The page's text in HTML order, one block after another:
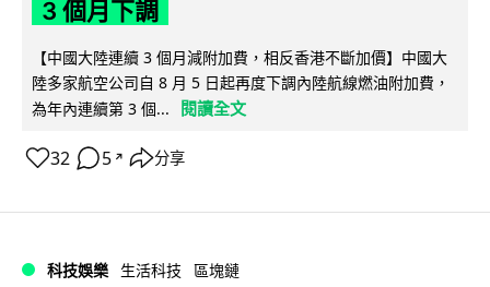
3 個月下調
【中國大陸連續 3 個月減附加費，相反香港不斷加價】中國大
陸多家航空公司自 8 月 5 日起再度下調內陸航線燃油附加費，
為年內連續第 3 個...
閱讀全文
32 5 ↗ 分享
科技娛樂 生活科技 區塊鏈